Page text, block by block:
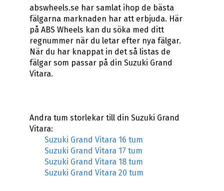
abswheels.se har samlat ihop de bästa
fälgarna marknaden har att erbjuda. Här
på ABS Wheels kan du söka med ditt
regnummer när du letar efter nya fälgar.
När du har knappat in det så listas de
fälgar som passar på din Suzuki Grand
Vitara.
Andra tum storlekar till din Suzuki Grand
Vitara:
Suzuki Grand Vitara 16 tum
Suzuki Grand Vitara 17 tum
Suzuki Grand Vitara 18 tum
Suzuki Grand Vitara 20 tum